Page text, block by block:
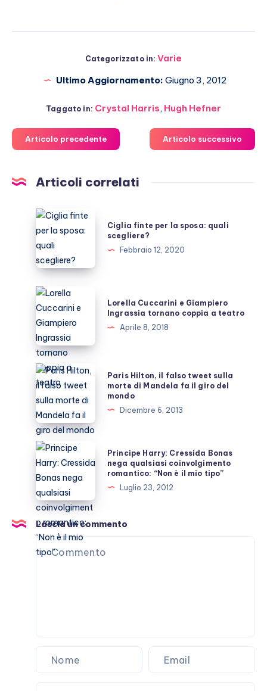
Categorizzato in: Varie
Ultimo Aggiornamento: Giugno 3, 2012
Taggato in: Crystal Harris, Hugh Hefner
Articolo precedente Articolo successivo
Articoli correlati
Ciglia
finte
per
la
sposa:
quali
scegliere?
Ciglia finte per la sposa: quali
scegliere?
Febbraio 12, 2020
Lorella
Cuccarini
e
Giampiero
Ingrassia
tornano
coppia
a
teatro
Lorella Cuccarini e Giampiero
Ingrassia tornano coppia a teatro
Aprile 8, 2018
Paris
Hilton,
il
falso
tweet
sulla
morte
di
Mandela
fa
il
giro
del
Paris Hilton, il falso tweet sulla
morte di Mandela fa il giro del
mondo
Dicembre 6, 2013
Principe
Harry:
Cressida
Bonas
nega
qualsiasi
coinvolgimento
romantico:
Principe Harry: Cressida Bonas
nega qualsiasi coinvolgimento
romantico: “Non è il mio tipo”
Luglio 23, 2012
Lascia un commento